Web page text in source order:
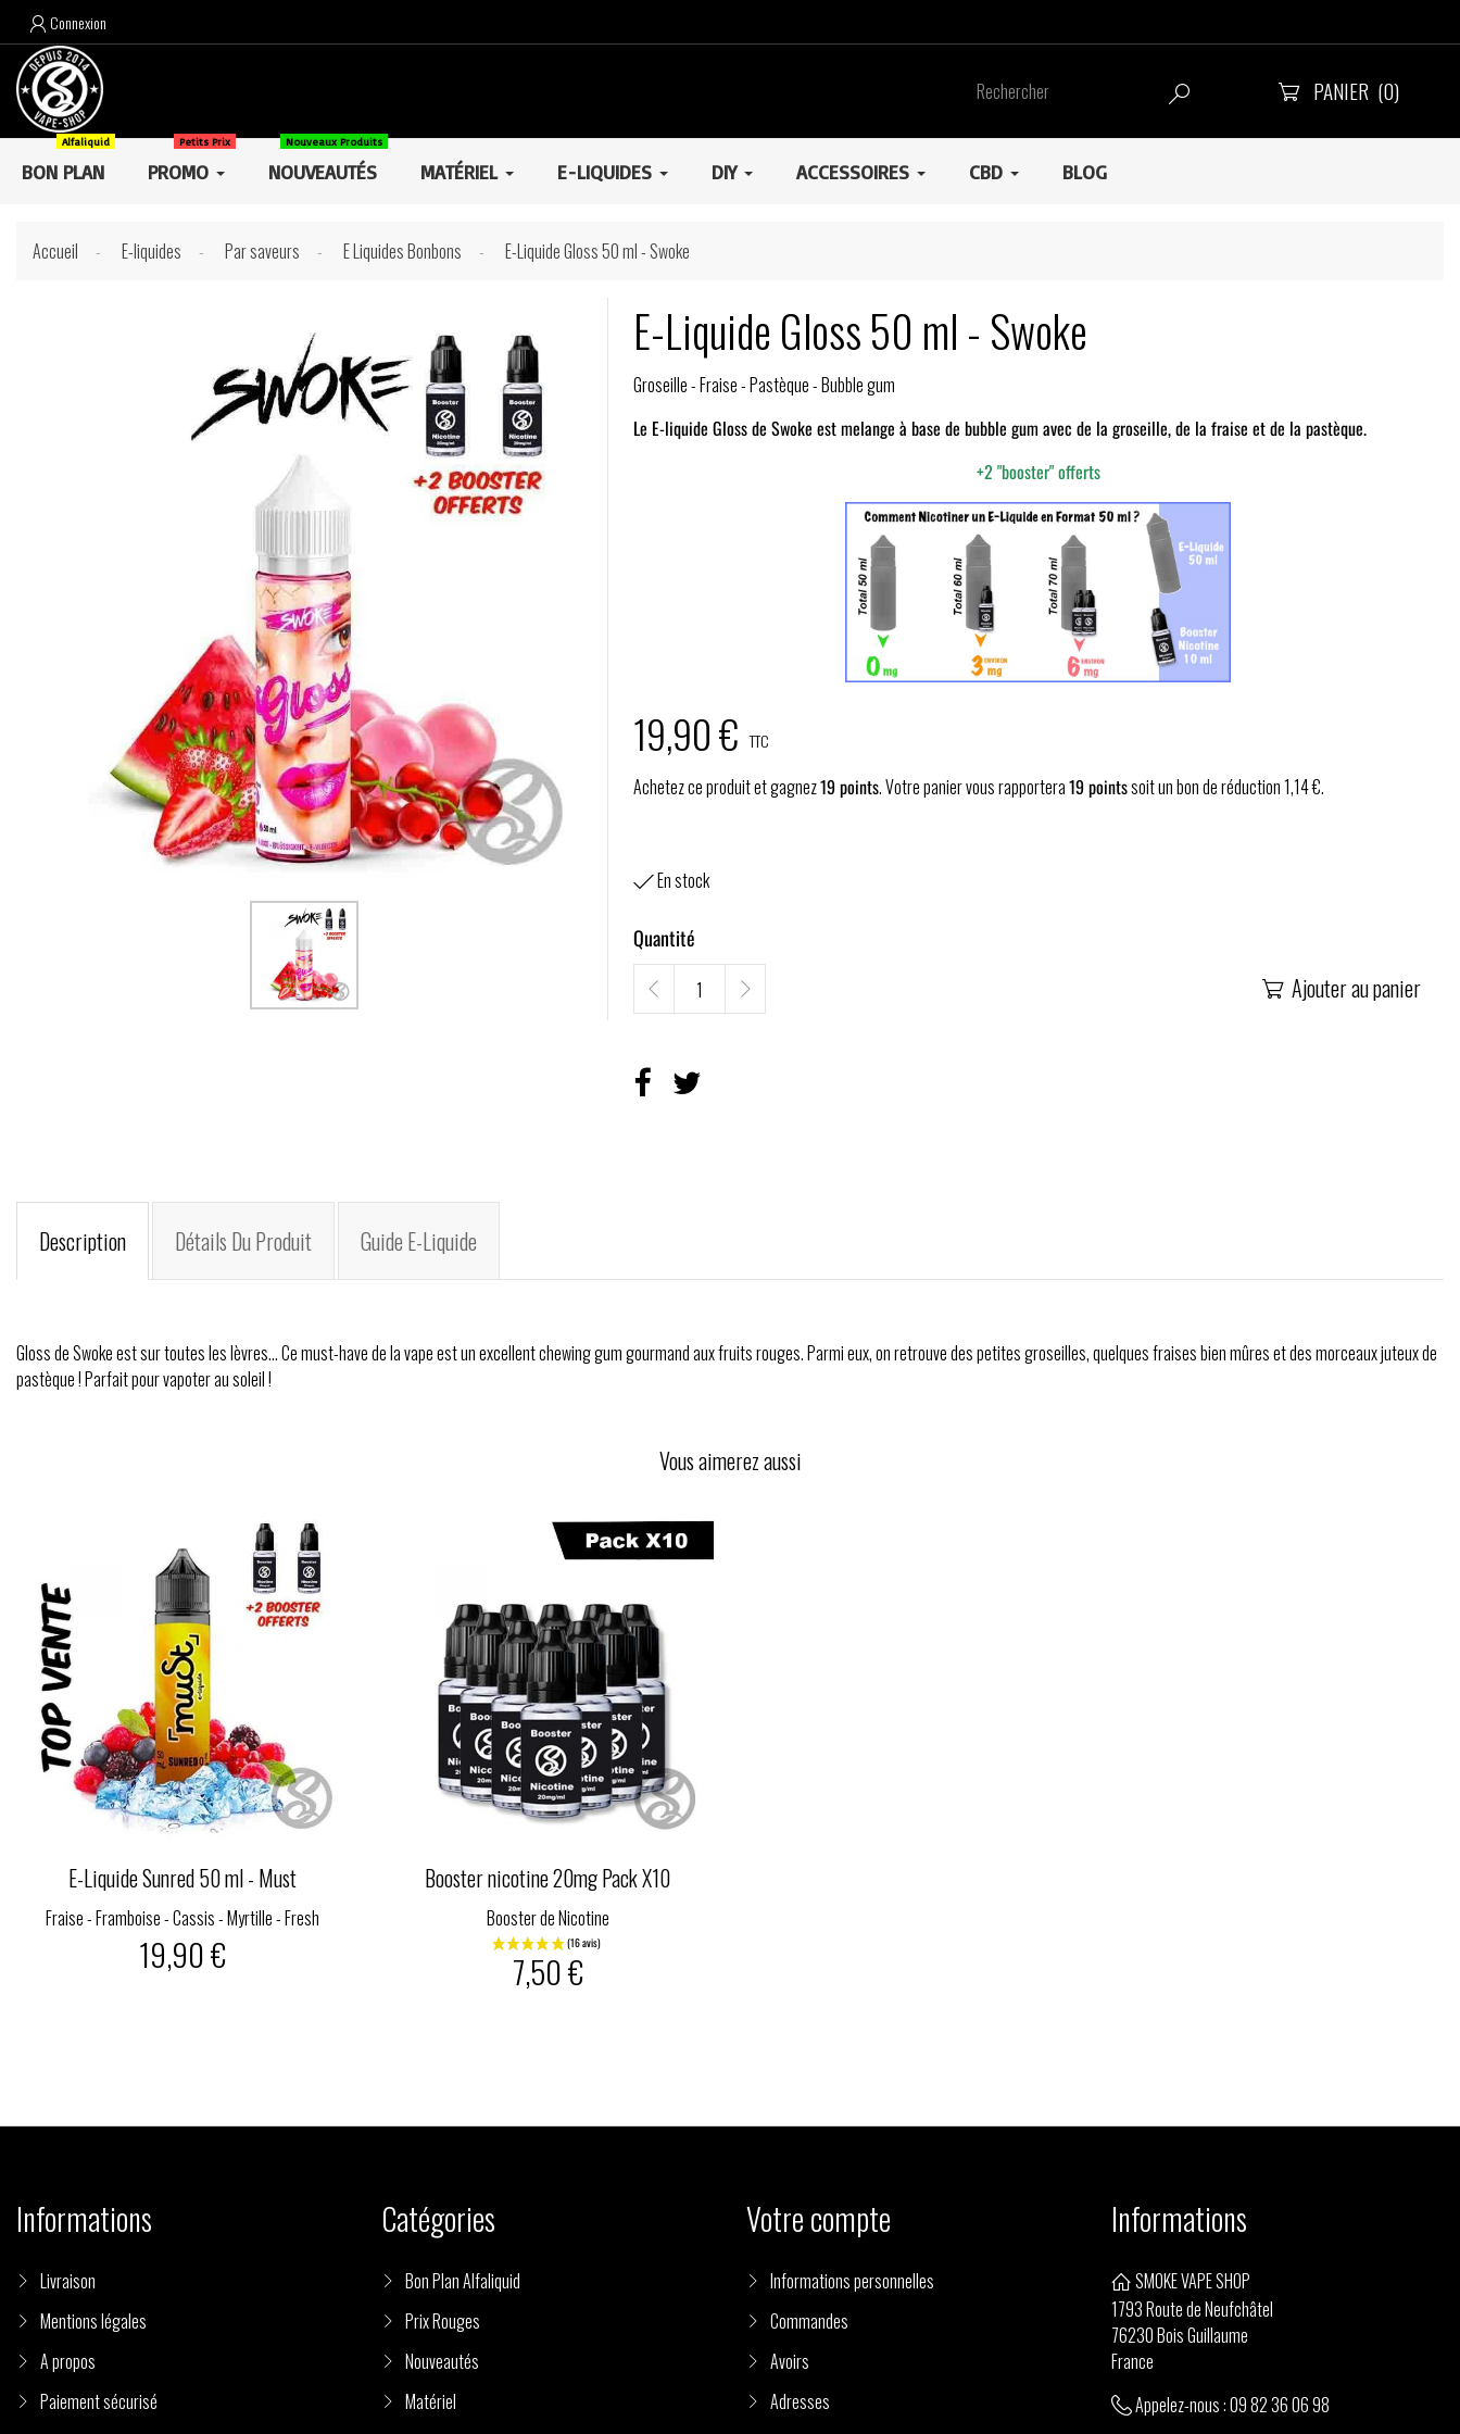
 Connexion
  PANIER (0)
BON PLAN
Alfaliquid
PROMO
Petits Prix
NOUVEAUTÉS
Nouveaux Produits
MATÉRIEL E-LIQUIDES DIY ACCESSOIRES CBD BLOG
Accueil E-liquides Par saveurs E Liquides Bonbons E-Liquide Gloss 50 ml - Swoke
E-Liquide Gloss 50 ml - Swoke
Groseille - Fraise - Pastèque - Bubble gum
Le E-liquide Gloss de Swoke est melange à base de bubble gum avec de la groseille, de la fraise et de la pastèque.
+2 "booster" offerts
19,90 € TTC
Achetez ce produit et gagnez19points. Votre panier vous rapportera19pointssoit un bon de réduction1,14 €.
En stock
Quantité
 Ajouter au panier
Description Détails Du Produit Guide E-Liquide
Gloss de Swoke est sur toutes les lèvres... Ce must-have de la vape est un excellent chewing gum gourmand aux fruits rouges. Parmi eux, on retrouve des petites groseilles, quelques fraises bien mûres et des morceaux juteux de
pastèque ! Parfait pour vapoter au soleil !
Vous aimerez aussi
E-Liquide Sunred 50 ml - Must
Fraise - Framboise - Cassis - Myrtille - Fresh
19,90 €
Booster nicotine 20mg Pack X10
Booster de Nicotine
7,50 €
Informations
Livraison
Mentions légales
A propos
Paiement sécurisé
Catégories
Bon Plan Alfaliquid
Prix Rouges
Nouveautés
Matériel
Votre compte
Informations personnelles
Commandes
Avoirs
Adresses
Informations
SMOKE VAPE SHOP
1793 Route de Neufchâtel
76230 Bois Guillaume
France
Appelez-nous :09 82 36 06 98